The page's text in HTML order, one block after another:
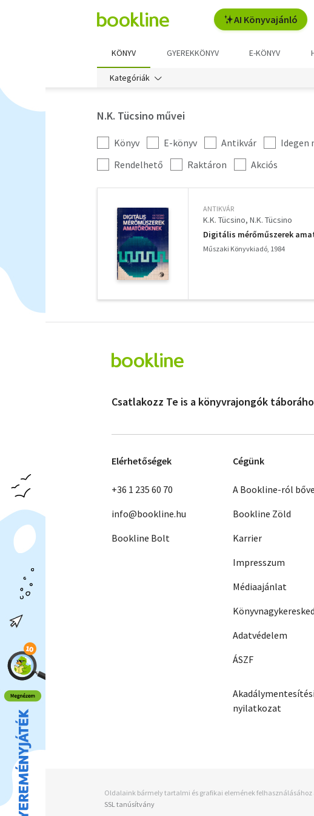
AI Könyvajánló
KÖNYV GYEREKKÖNYV E-KÖNYV
Kategóriák
N.K. Tücsino művei
Kategória
szűrés
Könyv E-könyv Antikvár Idegen
További
szűrők
Rendelhető Raktáron Akciós
ANTIKVÁR
K.K. Tücsino N.K. Tücsino
Digitális mérőműszerek
Műszaki Könyvkiadó, 1984
Csatlakozz Te is a könyvrajongók
Elérhetőségek
+36 1 235 60 70
info@bookline.hu
Bookline Bolt
Cégünk
A Bookline-ról
Bookline Zöld
Karrier
Impresszum
Médiaajánlat
Adatvédelem
ÁSZF
Akadálymentesítési
nyilatkozat
Oldalaink bármely tartalmi és grafikai elemének felhasználásához
SSL tanúsítvány